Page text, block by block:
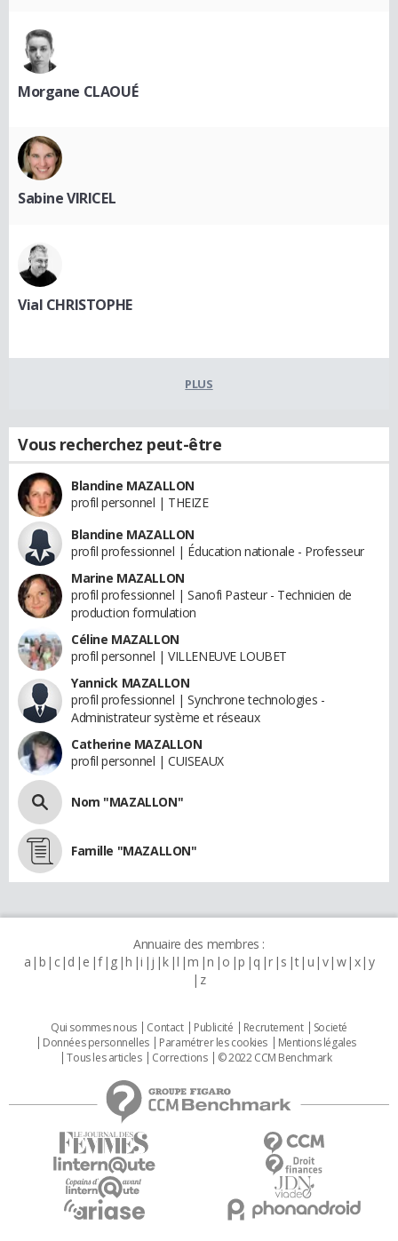
Morgane CLAOUÉ
Sabine VIRICEL
Vial CHRISTOPHE
PLUS
Vous recherchez peut-être
Blandine MAZALLON
profil personnel | THEIZE
Blandine MAZALLON
profil professionnel | Éducation nationale - Professeur
Marine MAZALLON
profil professionnel | Sanofi Pasteur - Technicien de
production formulation
Céline MAZALLON
profil personnel | VILLENEUVE LOUBET
Yannick MAZALLON
profil professionnel | Synchrone technologies -
Administrateur système et réseaux
Catherine MAZALLON
profil personnel | CUISEAUX
Nom "MAZALLON"
Famille "MAZALLON"
Annuaire des membres :
a b c d e f g h i j k l m n o p q r s t u v w x y
z
Qui sommes nous Contact Publicité Recrutement
Societé
Données personnelles
Paramétrer les cookies
Mentions légales
Tous les articles
Corrections © 2022 CCM Benchmark